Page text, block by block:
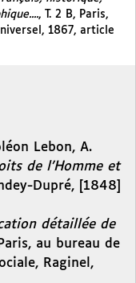
, T. 2 B, Paris,
1867, article
Lebon, A.
de l’Homme et
Dupré, [1848]
détaillée de
au bureau de
Raginel,